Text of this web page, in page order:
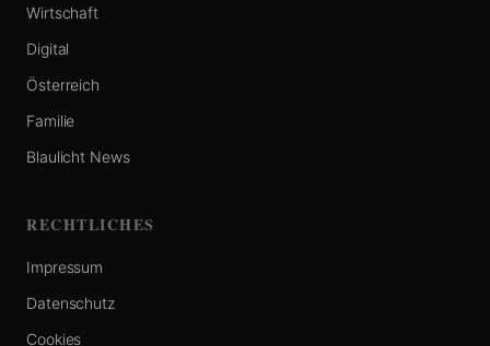
Wirtschaft
Digital
Österreich
Familie
Blaulicht News
RECHTLICHES
Impressum
Datenschutz
Cookies